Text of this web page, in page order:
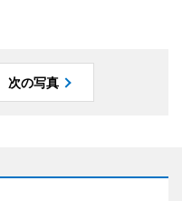
次の写真